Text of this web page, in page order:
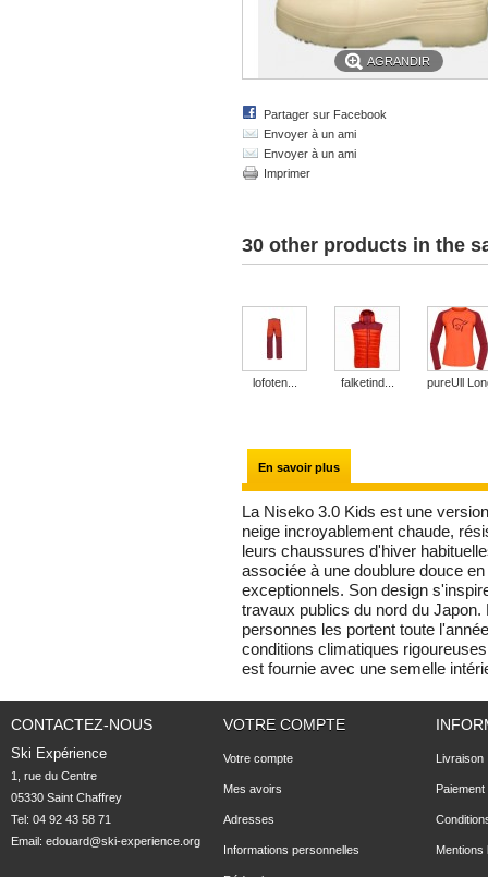
AGRANDIR
Partager sur Facebook
Envoyer à un ami
Envoyer à un ami
Imprimer
30 other products in the
lofoten... falketind... pureUll
En savoir plus
La Niseko 3.0 Kids est une
neige incroyablement chaude,
leurs chaussures d'hiver
associée à une doublure douce
exceptionnels. Son design
travaux publics du nord du
personnes les portent toute
conditions climatiques
est fournie avec une semelle
CONTACTEZ-NOUS
Ski Expérience
1, rue du Centre
05330 Saint Chaffrey
Tel: 04 92 43 58 71
Email: edouard@ski-experience.org
VOTRE COMPTE
Votre compte
Mes avoirs
Adresses
Informations personnelles
Livraison
Mentions